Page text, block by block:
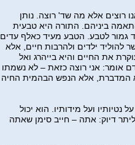
רוצים אלא מה שד' רוצה. נותן
ביניהם. התורה היא טבעית
גמור לטבע. הטבע מעיד כאלף עדים
להוליד ילדים ולהרבות חיים, אלא
את החיים והיא בייהרג ואל
אומר: אני רוצה כזאת – לא נשמתו
המדברת, אלא הנפש הבהמית החיה
ועל מידותיו. הוא יכול
דיוק: אתה – חייב סימן שאתה